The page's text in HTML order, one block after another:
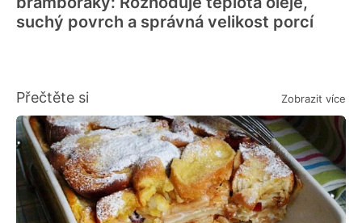
suchý povrch a správná velikost porcí
Přečtěte si Zobrazit více